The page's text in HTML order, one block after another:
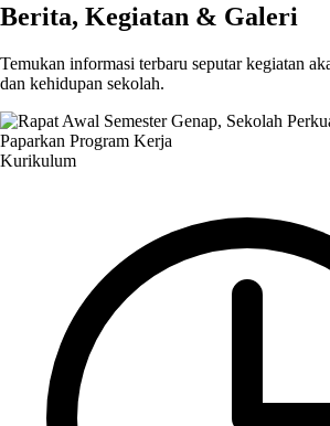
Berita, Kegiatan & Galeri
Temukan informasi terbaru seputar kegiatan
dan kehidupan sekolah.
Kurikulum